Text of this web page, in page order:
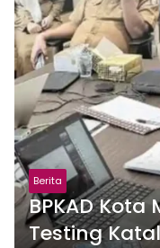
Berita
BPKAD
Testing